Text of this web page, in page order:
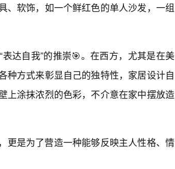
、软饰，如一个鲜红色的单人沙发，一组
达自我”的推崇🎯。在西方，尤其是在美
种方式来彰显自己的独特性，家居设计自
上涂抹浓烈的色彩，不介意在家中摆放造
更是为了营造一种能够反映主人性格、情